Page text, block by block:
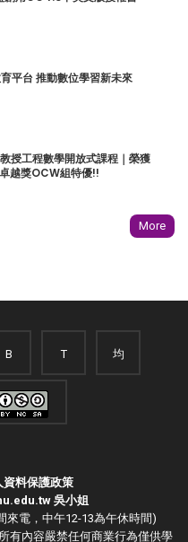
平台 推動數位學習新未來
授工程數學開放式課程｜榮獲
越獎OCW組特優!!
More
B T 均
資料保護政策
吳小姐
來電，中午12-13為午休時間)
有內容嚴禁任何商業行為僅供學